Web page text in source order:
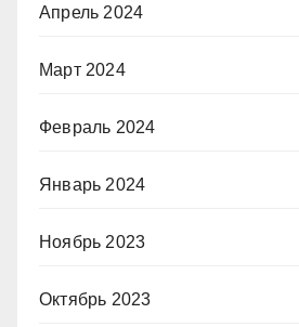
Апрель 2024
Март 2024
Февраль 2024
Январь 2024
Ноябрь 2023
Октябрь 2023